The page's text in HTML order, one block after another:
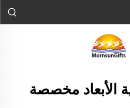
الأبعاد مخصصة